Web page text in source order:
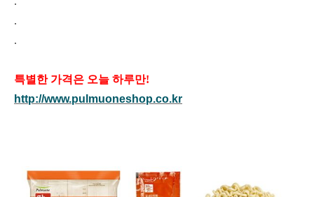
.
.
특별한 가격은 오늘 하루만!
http://www.pulmuoneshop.co.kr